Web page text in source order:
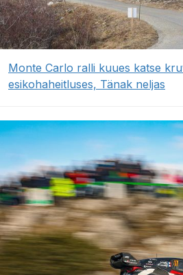
Monte Carlo ralli kuues katse
esikohaheitluses, Tänak neljas